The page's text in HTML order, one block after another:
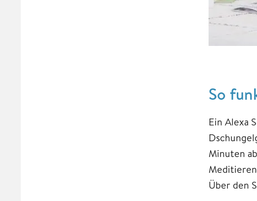
So
Ein Alexa
Minuten
Über den